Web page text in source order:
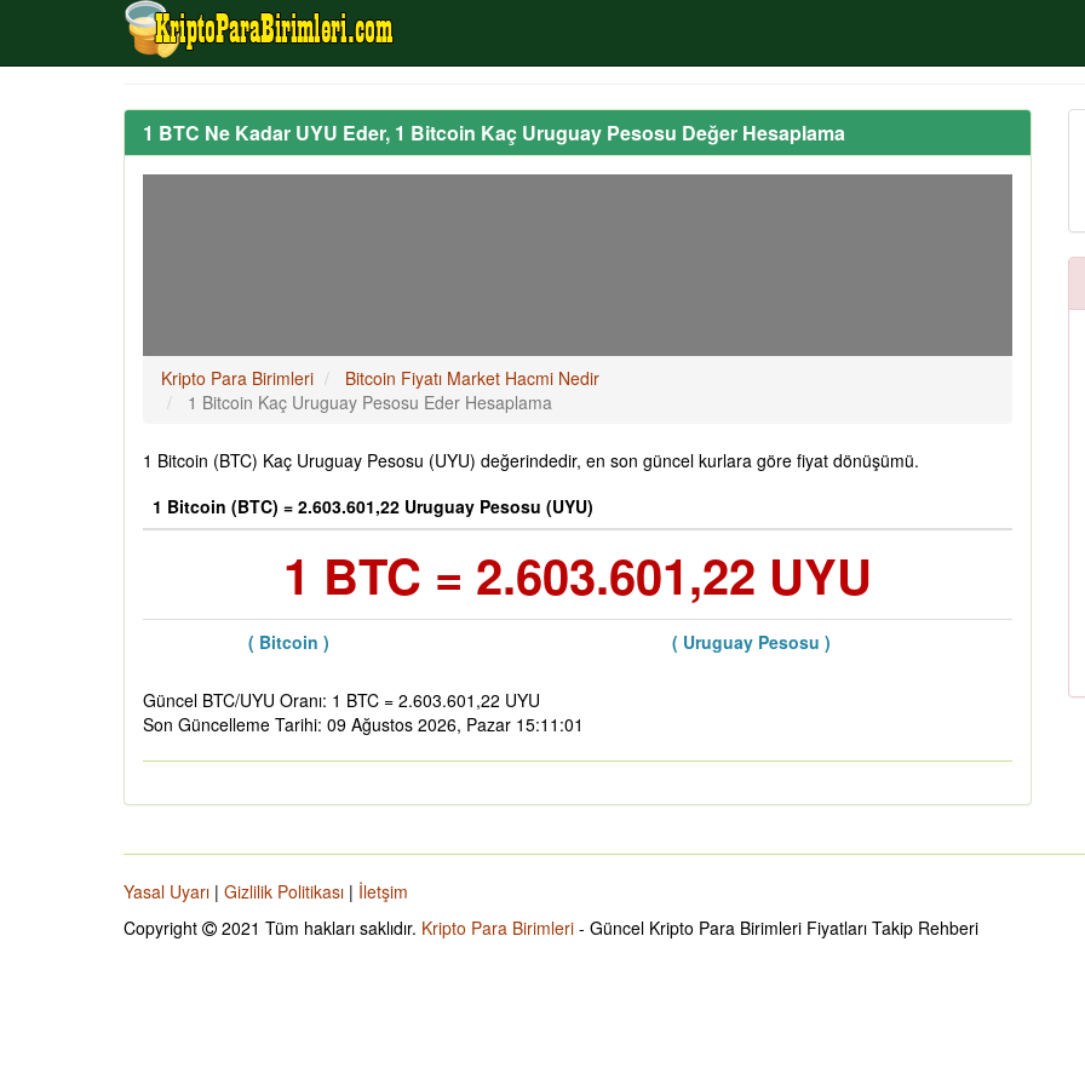
1 BTC Ne Kadar UYU Eder, 1 Bitcoin Kaç Uruguay Pesosu Değer Hesaplama
Kripto Para Birimleri
Bitcoin Fiyatı Market Hacmi Nedir
1 Bitcoin Kaç Uruguay Pesosu Eder Hesaplama
1 Bitcoin (BTC) Kaç Uruguay Pesosu (UYU) değerindedir, en son güncel kurlara göre fiyat dönüşümü.
1 Bitcoin (BTC) = 2.603.601,22 Uruguay Pesosu (UYU)
1 BTC = 2.603.601,22 UYU
( Bitcoin ) ( Uruguay Pesosu )
Güncel BTC/UYU Oranı: 1 BTC = 2.603.601,22 UYU
Son Güncelleme Tarihi: 09 Ağustos 2026, Pazar 15:11:01
Yasal Uyarı | Gizlilik Politikası | İletşim
Copyright
2021 Tüm hakları saklıdır. Kripto Para Birimleri - Güncel Kripto Para Birimleri Fiyatları Takip Rehberi